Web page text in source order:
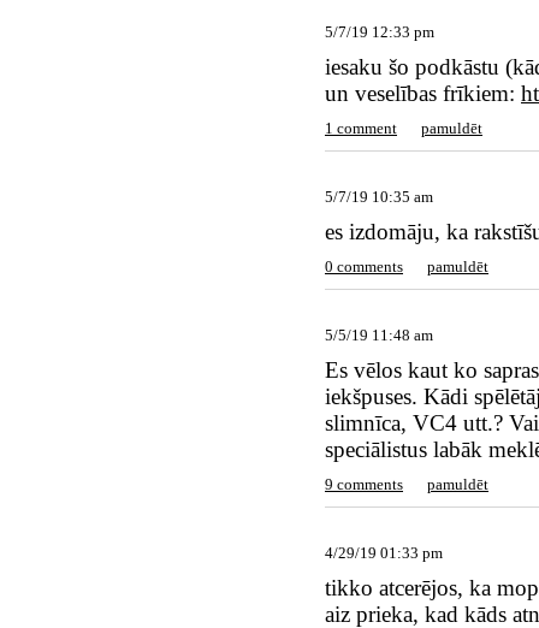
5/7/19 12:33 pm
iesaku šo podkāstu
un veselības frīkiem:
1 comment pamuldēt
5/7/19 10:35 am
es izdomāju, ka
0 comments pamuldēt
5/5/19 11:48 am
Es vēlos kaut ko
iekšpuses. Kādi
slimnīca, VC4 utt.?
speciālistus labāk
9 comments pamuldēt
4/29/19 01:33 pm
tikko atcerējos, ka
aiz prieka, kad kāds